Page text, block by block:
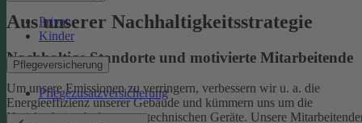
Privat
Kinder
Pflegeversicherung
Pflegezusatzversicherung
Aus unserer Nachhaltigkeitsstrategie
Nachhaltige Standorte und motivierte Mitarbeitende
Um unsere Emissionen zu verringern, verbessern wir u. a. die
Energieeffizienz unserer Gebäude und kümmern uns um die
Kreislaufwirtschaft unserer technischen Geräte. Unsere